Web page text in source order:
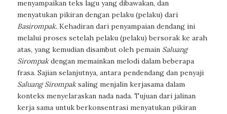
menyampaikan teks lagu yang dibawakan, dan
menyatukan pikiran dengan pelaku (pelaku) dari
Basirompak.Kehadiran dari penyampaian dendang ini
melalui proses setelah pelaku (pelaku) bersorak ke arah
atas, yang kemudian disambut oleh pemain Saluang
Sirompakdengan memainkan melodi dalam beberapa
frasa. Sajian selanjutnya, antara pendendang dan penyaji
Saluang Sirompaksaling menjalin kerjasama dalam
konteks menyelaraskan nada nada. Tujuan dari jalinan
kerja sama untuk berkonsentrasi menyatukan pikiran